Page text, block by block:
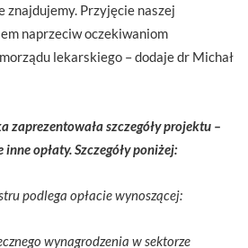
znajdujemy. Przyjęcie naszej
naprzeciw oczekiwaniom
lekarskiego – dodaje dr Michał
zaprezentowała szczegóły projektu –
opłaty. Szczegóły poniżej:
podlega opłacie wynoszącej:
wynagrodzenia w sektorze